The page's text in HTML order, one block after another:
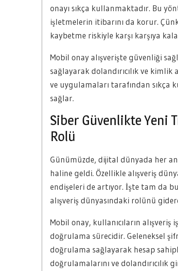
onayı sıkça kullanmaktadır. Bu
işletmelerin itibarını da korur.
kaybetme riskiyle karşı karşıya
Mobil onay alışverişte güvenliği
sağlayarak dolandırıcılık ve
ve uygulamaları tarafından sıkça
sağlar.
Siber Güvenlikte Yeni
Rolü
Günümüzde, dijital dünyada her
haline geldi. Özellikle alışveriş
endişeleri de artıyor. İşte tam da
alışveriş dünyasındaki rolünü
Mobil onay, kullanıcıların
doğrulama sürecidir. Geleneksel
doğrulama sağlayarak hesap
doğrulamalarını ve